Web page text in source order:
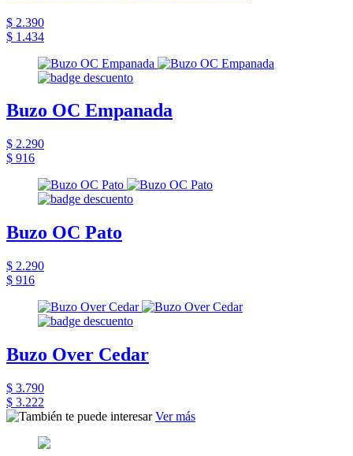
$ 2.390
$ 1.434
Buzo OC Empanada
$ 2.290
$ 916
Buzo OC Pato
$ 2.290
$ 916
Buzo Over Cedar
$ 3.790
$ 3.222
Ver más